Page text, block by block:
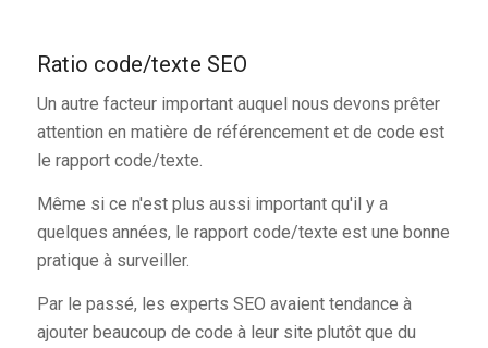
Ratio code/texte SEO
Un autre facteur important auquel nous devons prêter
attention en matière de référencement et de code est
le rapport code/texte.
Même si ce n'est plus aussi important qu'il y a
quelques années, le rapport code/texte est une bonne
pratique à surveiller.
Par le passé, les experts SEO avaient tendance à
ajouter beaucoup de code à leur site plutôt que du